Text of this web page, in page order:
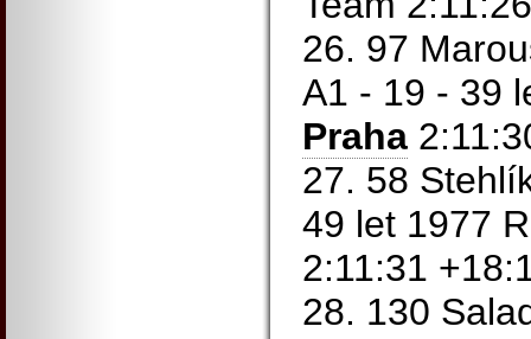
26. 97
A1 - 19 - 39
Praha
27. 58
49 let 1977
2:11:31
28. 130